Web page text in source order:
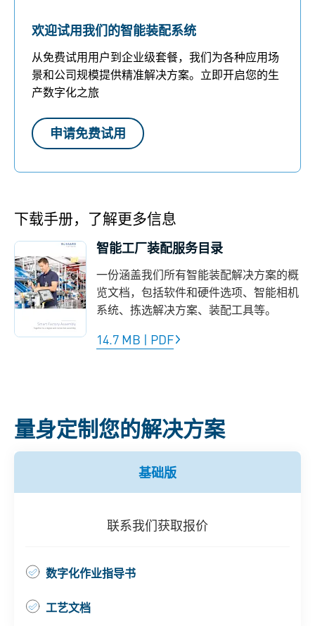
欢迎试用我们的智能装配系统
从免费试用用户到企业级套餐，我们为各种应用场
景和公司规模提供精准解决方案。立即开启您的生
产数字化之旅
申请免费试用
下载手册，了解更多信息
智能工厂装配服务目录
一份涵盖我们所有智能装配解决方案的概
览文档，包括软件和硬件选项、智能相机
系统、拣选解决方案、装配工具等。
14.7 MB | PDF
量身定制您的解决方案
基础版
联系我们获取报价
数字化作业指导书
工艺文档